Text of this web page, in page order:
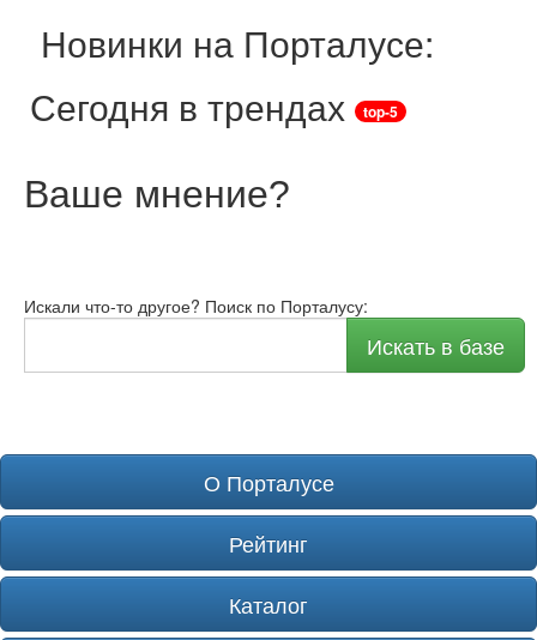
Новинки на Порталусе:
Сегодня в трендах
top-5
Ваше мнение?
Искали что-то другое? Поиск по Порталусу:
Искать в базе
О Порталусе
Рейтинг
Каталог